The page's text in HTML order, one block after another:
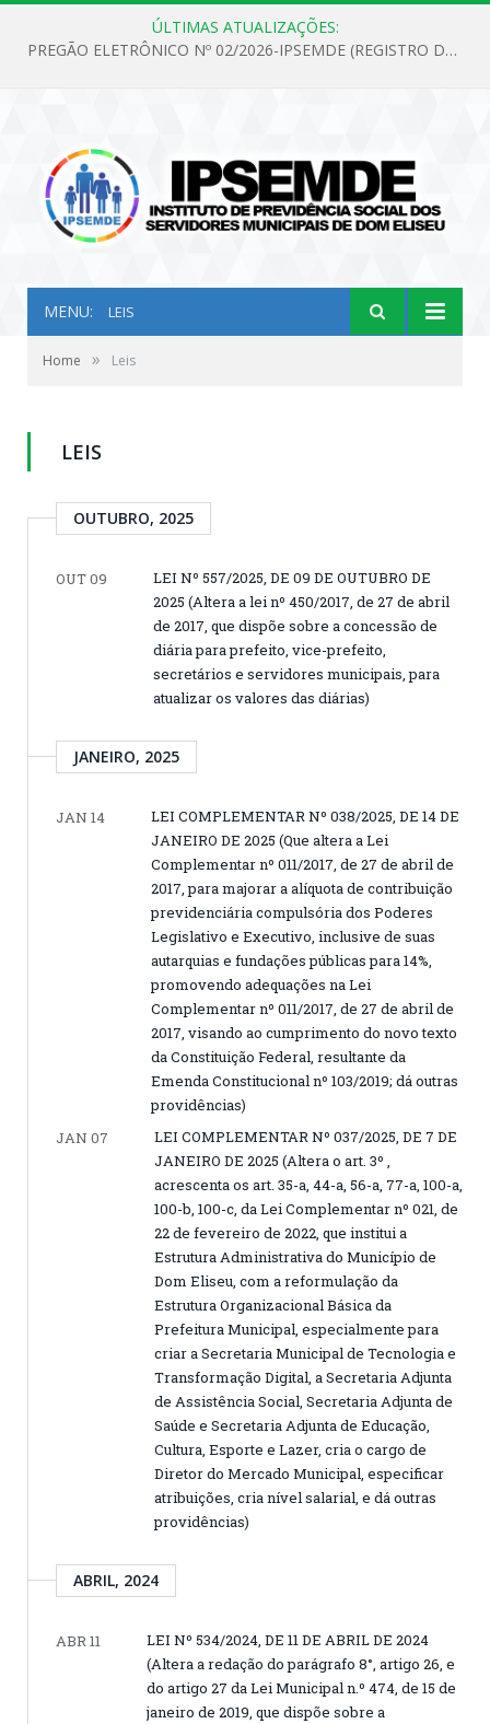
ÚLTIMAS ATUALIZAÇÕES:
PREGÃO ELETRÔNICO Nº 02/2026-IPSEMDE (REGISTRO DE PREÇOS PARA FUTURA E EVENTUAL AQUISIÇÃO DE MATERIAL DE LIMPEZA E GÊNEROS ALIMENTÍCIOS PARA ATENDER AS NECESSIDADES DO INSTITUTO DE PREVIDÊNCIA SOCIAL DOS SERVIDORES MUNICIPAIS DE DOM ELISEU.)
MENU: LEIS
Home » Leis
LEIS
OUTUBRO, 2025
OUT 09
LEI Nº 557/2025, DE 09 DE OUTUBRO DE
2025 (Altera a lei nº 450/2017, de 27 de abril
de 2017, que dispõe sobre a concessão de
diária para prefeito, vice-prefeito,
secretários e servidores municipais, para
atualizar os valores das diárias)
JANEIRO, 2025
JAN 14
LEI COMPLEMENTAR Nº 038/2025, DE 14 DE
JANEIRO DE 2025 (Que altera a Lei
Complementar nº 011/2017, de 27 de abril de
2017, para majorar a alíquota de contribuição
previdenciária compulsória dos Poderes
Legislativo e Executivo, inclusive de suas
autarquias e fundações públicas para 14%,
promovendo adequações na Lei
Complementar nº 011/2017, de 27 de abril de
2017, visando ao cumprimento do novo texto
da Constituição Federal, resultante da
Emenda Constitucional nº 103/2019; dá outras
providências)
JAN 07
LEI COMPLEMENTAR Nº 037/2025, DE 7 DE
JANEIRO DE 2025 (Altera o art. 3º ,
acrescenta os art. 35-a, 44-a, 56-a, 77-a, 100-a,
100-b, 100-c, da Lei Complementar nº 021, de
22 de fevereiro de 2022, que institui a
Estrutura Administrativa do Município de
Dom Eliseu, com a reformulação da
Estrutura Organizacional Básica da
Prefeitura Municipal, especialmente para
criar a Secretaria Municipal de Tecnologia e
Transformação Digital, a Secretaria Adjunta
de Assistência Social, Secretaria Adjunta de
Saúde e Secretaria Adjunta de Educação,
Cultura, Esporte e Lazer, cria o cargo de
Diretor do Mercado Municipal, especificar
atribuições, cria nível salarial, e dá outras
providências)
ABRIL, 2024
ABR 11
LEI Nº 534/2024, DE 11 DE ABRIL DE 2024
(Altera a redação do parágrafo 8°, artigo 26, e
do artigo 27 da Lei Municipal n.º 474, de 15 de
janeiro de 2019, que dispõe sobre a